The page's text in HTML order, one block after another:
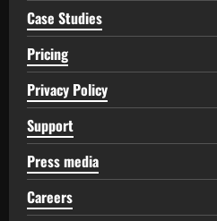
Case Studies
Pricing
Privacy Policy
Support
Press media
Careers